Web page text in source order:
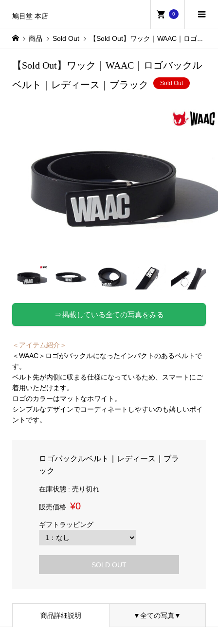
鳩目堂 本店 0
商品 Sold Out 【Sold Out】ワック｜WAAC｜ロゴバックルベルト｜レディース｜ブラック
【Sold Out】ワック｜WAAC｜ロゴバックル
ベルト｜レディース｜ブラック
Sold Out
⇒掲載している全ての写真をみる
＜アイテム紹介＞
＜WAAC＞ロゴがバックルになったインパクトのあるベルトで
す。
ベルト先が内側に収まる仕様になっているため、スマートにご
着用いただけます。
ロゴのカラーはマットなホワイト。
シンプルなデザインでコーディネートしやすいのも嬉しいポイ
ントです。
ロゴバックルベルト｜レディース｜ブラ
ック
在庫状態 : 売り切れ
販売価格 ¥0
ギフトラッピング
SOLD OUT
商品詳細説明 ▼全ての写真▼